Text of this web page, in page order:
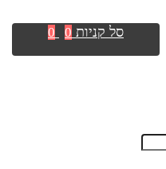
סל קניות 0
0